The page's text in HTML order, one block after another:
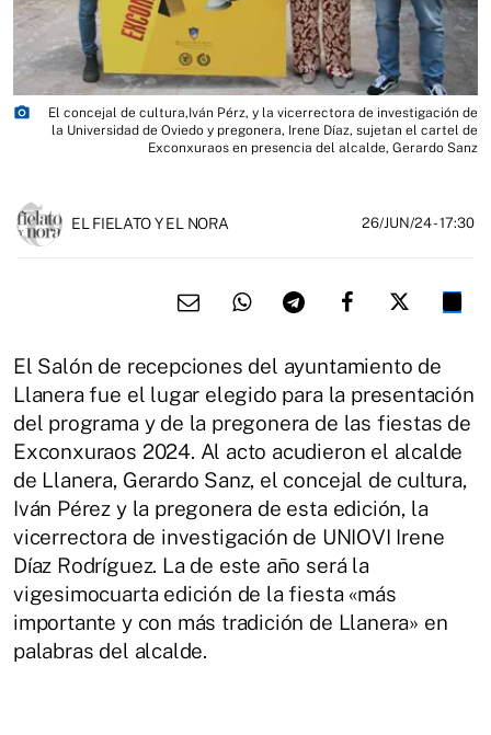
photo_camera
El concejal de cultura,Iván Pérz, y la vicerrectora de investigación de
la Universidad de Oviedo y pregonera, Irene Díaz, sujetan el cartel de
Exconxuraos en presencia del alcalde, Gerardo Sanz
EL FIELATO Y EL NORA 26/JUN/24- 17:30
El Salón de recepciones del ayuntamiento de
Llanera fue el lugar elegido para la presentación
del programa y de la pregonera de las fiestas de
Exconxuraos 2024. Al acto acudieron el alcalde
de Llanera, Gerardo Sanz, el concejal de cultura,
Iván Pérez y la pregonera de esta edición, la
vicerrectora de investigación de UNIOVI Irene
Díaz Rodríguez. La de este año será la
vigesimocuarta edición de la fiesta «más
importante y con más tradición de Llanera» en
palabras del alcalde.